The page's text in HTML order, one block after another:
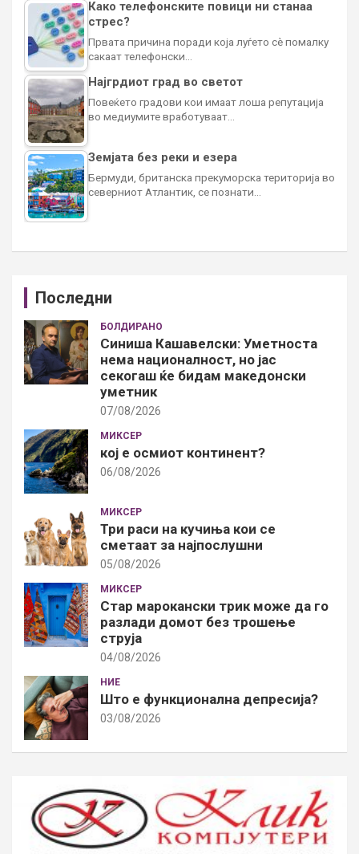
Како телефонските повици ни станаа
стрес?
Првата причина поради која луѓето сè помалку
сакаат телефонски…
Најгрдиот град во светот
Повеќето градови кои имаат лоша репутација
во медиумите вработуваат…
Земјата без реки и езера
Бермуди, британска прекуморска територија во
северниот Атлантик, се познати…
Последни
БОЛДИРАНО
Синиша Кашавелски: Уметноста
нема националност, но јас
секогаш ќе бидам македонски
уметник
07/08/2026
МИКСЕР
кој е осмиот континент?
06/08/2026
МИКСЕР
Три раси на кучиња кои се
сметаат за најпослушни
05/08/2026
МИКСЕР
Стар марокански трик може да го
разлади домот без трошење
струја
04/08/2026
НИЕ
Што е функционална депресија?
03/08/2026